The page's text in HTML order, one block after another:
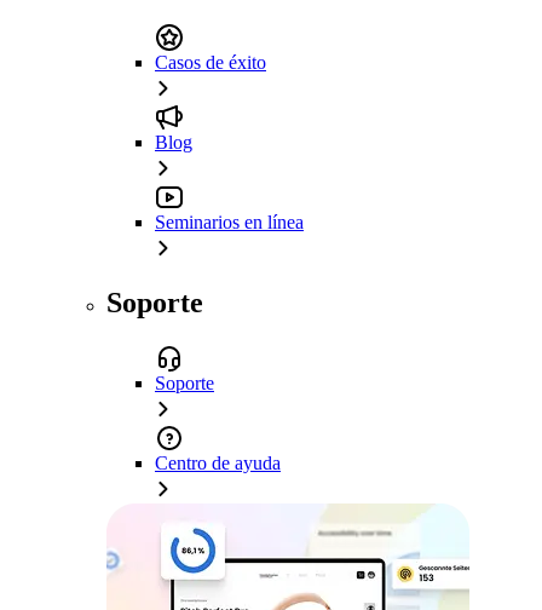
Casos de éxito
Blog
Seminarios en línea
Soporte
Soporte
Centro de ayuda